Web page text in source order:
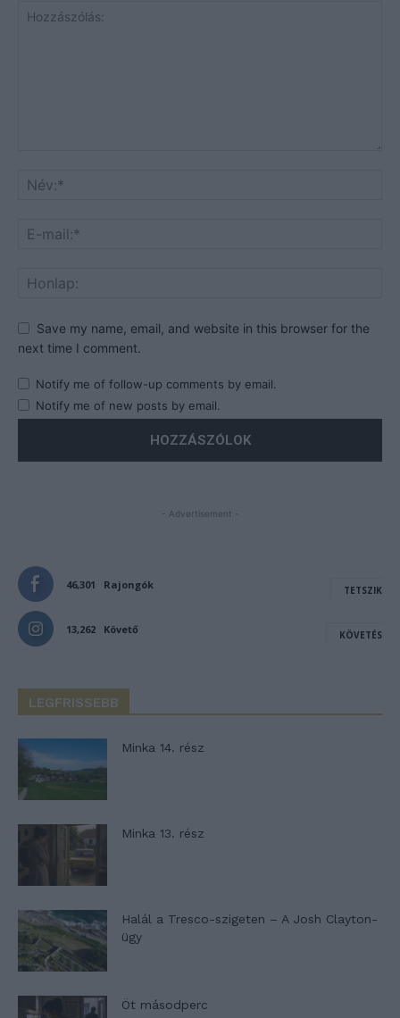
Save my name, email, and website in this browser for the
next time I comment.
Notify me of follow-up comments by email.
Notify me of new posts by email.
- Advertisement -
46,301 Rajongók TETSZIK
13,262 Követő KÖVETÉS
LEGFRISSEBB
Minka 14. rész
Minka 13. rész
Halál a Tresco-szigeten – A Josh Clayton-
ügy
Öt másodperc